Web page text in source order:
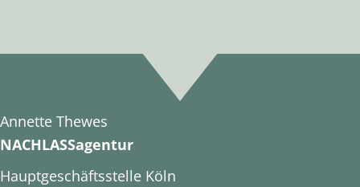
Annette Thewes
NACHLASSagentur
Hauptgeschäftsstelle Köln